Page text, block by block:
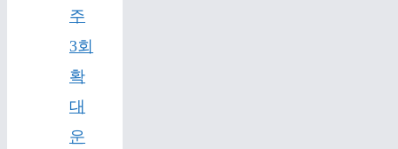
주
3회
확
대
운